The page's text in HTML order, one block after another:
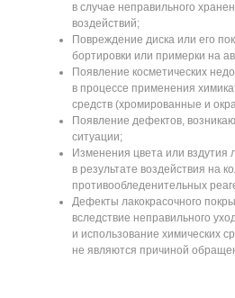
в случае неправильного
воздействий;
Повреждение диска или его
бортировки или примерки на
Появление косметических
в процессе применения
средств (хромированные и
Появление дефектов,
ситуации;
Изменения цвета или вздутия
в результате воздействия на
противообледенительных
Дефекты лакокрасочного
вследствие неправильного
и использование химических
не являются причиной